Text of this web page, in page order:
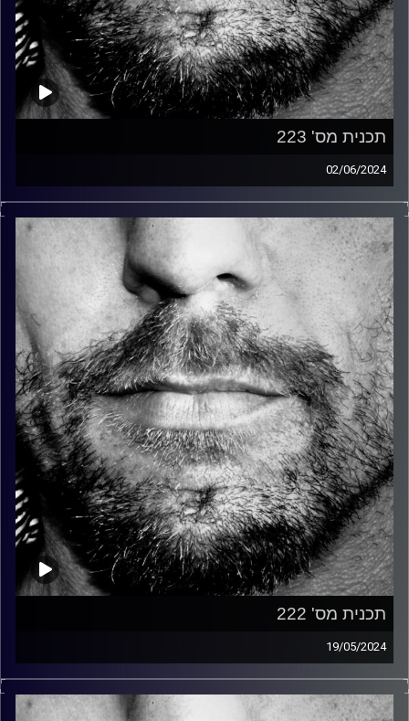
תכנית מס' 223
02/06/2024
זיפים, מוזיקה מחוספסת של הופעות חיות. הרבה ג'אם, רוק,
בלוז, bluegrass, ג'אז, Fאנק, פרוגרסיב ואפילו אלקטרוניקה.
כל מה שחי, אמיתי ונושם.
עם שמוליק רגב.
קרדיט תמונות: David Goehring
תכנית מס' 222
19/05/2024
זיפים, מוזיקה מחוספסת של הופעות חיות. הרבה ג'אם, רוק,
בלוז, bluegrass, ג'אז, Fאנק, פרוגרסיב ואפילו אלקטרוניקה.